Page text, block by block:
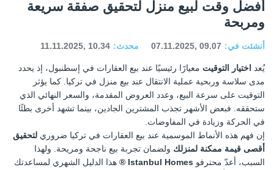
أفضل وقت لبيع منزل لتحقيق صفقة سريعة
ومربحة
أنشئت في: 07.11.2025, 09.07 محدث: 11.11.2025, 10.34
يُعد اختيار التوقيت معيارًا رئيسيًا عند بيع العقارات في إسطنبول، إذ يحدد
مدى سلاسة وربحية عملية الانتقال عند بيع منزل في تركيا. كما يؤثر
التوقيت على سرعة البيع، وعدد العروض المقدمة، والسعر النهائي الذي
ستحققه. فبعض الأشهر تجذب المشترين الجادين، بينما تشهد أخرى بطئًا
في الحركة وزيادة في المفاوضات.
إن فهم هذه الأنماط الموسمية عند بيع العقارات في تركيا ضروري لتحقيق
أقصى قيمة ممكنة لمنزلك ولضمان تجربة بيع ناجحة ومريحة. ولهذا
السبب، أعدّ محترفو Istanbul Homes ®
هذا الدليل الشهري لمساعدتك